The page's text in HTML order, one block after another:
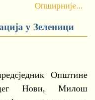
Опширније...
у Зеленици
Општине
Нови, Милош